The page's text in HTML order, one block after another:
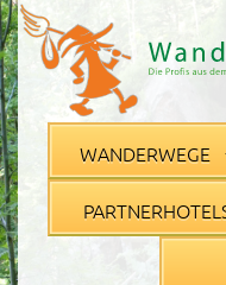
WANDERWEGE